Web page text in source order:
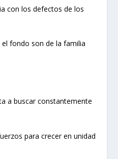
con los defectos de los
fondo son de la familia
a buscar constantemente
para crecer en unidad